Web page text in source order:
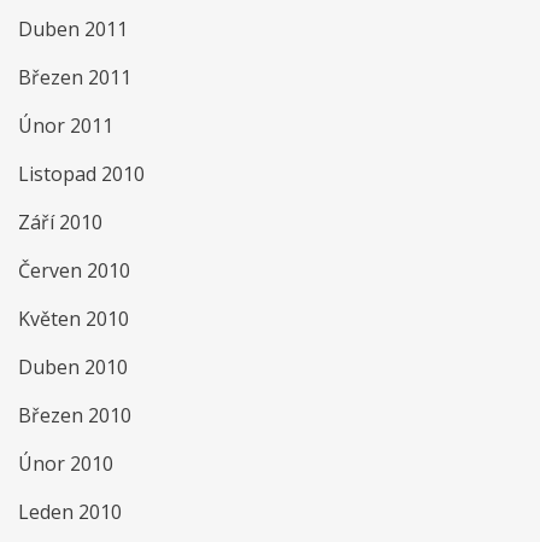
Duben 2011
Březen 2011
Únor 2011
Listopad 2010
Září 2010
Červen 2010
Květen 2010
Duben 2010
Březen 2010
Únor 2010
Leden 2010